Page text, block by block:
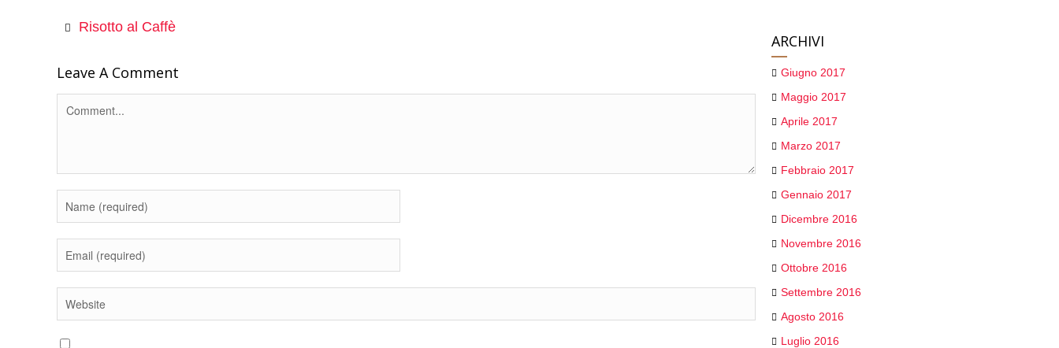
Risotto al Caffè
Leave A Comment
ARCHIVI
Giugno 2017
Maggio 2017
Aprile 2017
Marzo 2017
Febbraio 2017
Gennaio 2017
Dicembre 2016
Novembre 2016
Ottobre 2016
Settembre 2016
Agosto 2016
Luglio 2016